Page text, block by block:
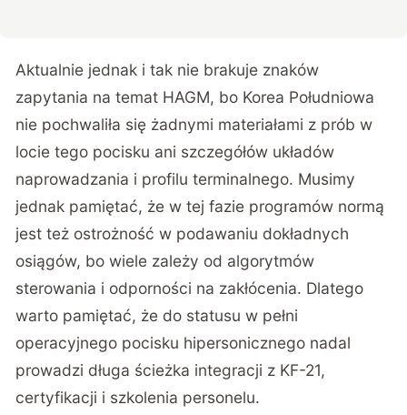
Aktualnie jednak i tak nie brakuje znaków
zapytania na temat HAGM, bo Korea Południowa
nie pochwaliła się żadnymi materiałami z prób w
locie tego pocisku ani szczegółów układów
naprowadzania i profilu terminalnego. Musimy
jednak pamiętać, że w tej fazie programów normą
jest też ostrożność w podawaniu dokładnych
osiągów, bo wiele zależy od algorytmów
sterowania i odporności na zakłócenia. Dlatego
warto pamiętać, że do statusu w pełni
operacyjnego pocisku hipersonicznego nadal
prowadzi długa ścieżka integracji z KF-21,
certyfikacji i szkolenia personelu.